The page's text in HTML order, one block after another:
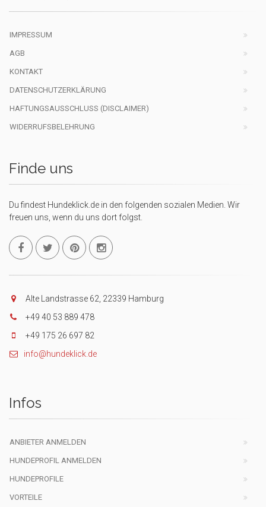
IMPRESSUM
AGB
KONTAKT
DATENSCHUTZERKLÄRUNG
HAFTUNGSAUSSCHLUSS (DISCLAIMER)
WIDERRUFSBELEHRUNG
Finde uns
Du findest Hundeklick.de in den folgenden sozialen Medien. Wir
freuen uns, wenn du uns dort folgst.
Alte Landstrasse 62, 22339 Hamburg
+49 40 53 889 478
+49 175 26 697 82
info@hundeklick.de
Infos
ANBIETER ANMELDEN
HUNDEPROFIL ANMELDEN
HUNDEPROFILE
VORTEILE